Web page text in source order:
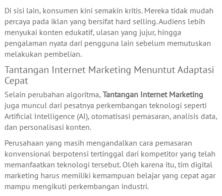
Di sisi lain, konsumen kini semakin kritis. Mereka tidak mudah
percaya pada iklan yang bersifat hard selling. Audiens lebih
menyukai konten edukatif, ulasan yang jujur, hingga
pengalaman nyata dari pengguna lain sebelum memutuskan
melakukan pembelian.
Tantangan Internet Marketing Menuntut Adaptasi
Cepat
Selain perubahan algoritma, Tantangan Internet Marketing
juga muncul dari pesatnya perkembangan teknologi seperti
Artificial Intelligence (AI), otomatisasi pemasaran, analisis data,
dan personalisasi konten.
Perusahaan yang masih mengandalkan cara pemasaran
konvensional berpotensi tertinggal dari kompetitor yang telah
memanfaatkan teknologi tersebut. Oleh karena itu, tim digital
marketing harus memiliki kemampuan belajar yang cepat agar
mampu mengikuti perkembangan industri.